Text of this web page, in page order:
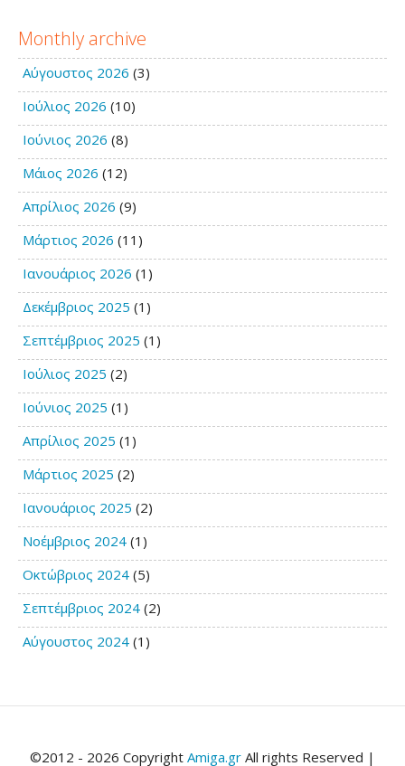
Monthly archive
Αύγουστος 2026 (3)
Ιούλιος 2026 (10)
Ιούνιος 2026 (8)
Μάιος 2026 (12)
Απρίλιος 2026 (9)
Μάρτιος 2026 (11)
Ιανουάριος 2026 (1)
Δεκέμβριος 2025 (1)
Σεπτέμβριος 2025 (1)
Ιούλιος 2025 (2)
Ιούνιος 2025 (1)
Απρίλιος 2025 (1)
Μάρτιος 2025 (2)
Ιανουάριος 2025 (2)
Νοέμβριος 2024 (1)
Οκτώβριος 2024 (5)
Σεπτέμβριος 2024 (2)
Αύγουστος 2024 (1)
©2012 - 2026 Copyright Amiga.gr All rights Reserved |